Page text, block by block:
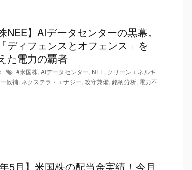
NEE】AIデータセンターの黒幕。
ディフェンスとオフェンス」を
た電力の覇者
#米国株, AIデータセンター, NEE, クリーンエネルギ
候補, ネクステラ・エナジー, 攻守兼備, 銘柄分析, 電力不
年5月】米国株の配当金実績！今月